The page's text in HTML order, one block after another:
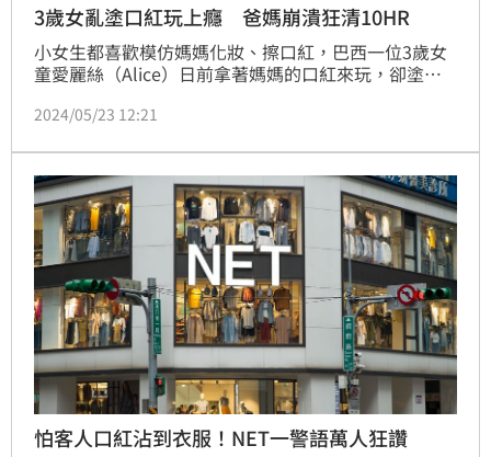
3歲女亂塗口紅玩上癮 爸媽崩潰狂清10HR
小女生都喜歡模仿媽媽化妝、擦口紅，巴西一位3歲女
童愛麗絲（Alice）日前拿著媽媽的口紅來玩，卻塗得
紅痕跡給清除乾淨，罪魁禍首就是豬隊友爸爸，把口紅
500萬名人觀看。
2024/05/23 12:21
怕客人口紅沾到衣服！NET一警語萬人狂讚